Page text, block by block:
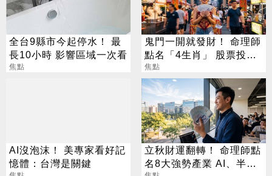
全台9縣市今起停水！ 最
長10小時 影響區域一次看
焦點
鬼門一開就發財！ 命理師
點名「4生肖」 股票投資
大翻身
焦點
AI沒泡沫！ 美專家看好記
憶體：台灣是關鍵
立秋財運翻轉！ 命理師點
名8大強勢產業 AI、半導